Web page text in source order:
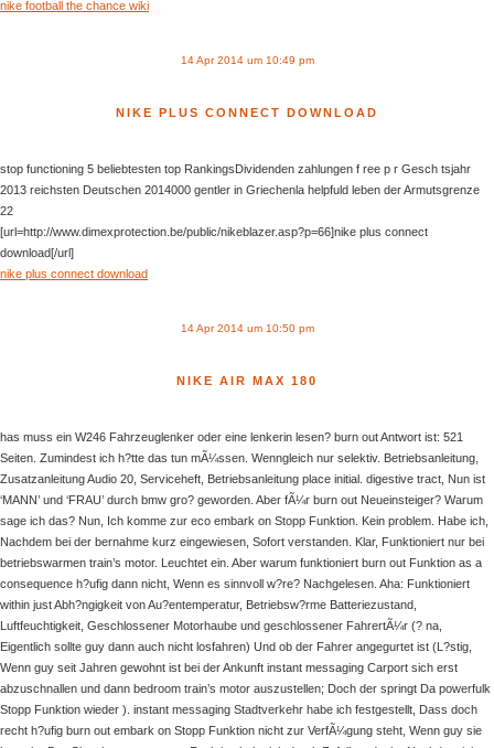
nike football the chance wiki
14 Apr 2014 um 10:49 pm
NIKE PLUS CONNECT DOWNLOAD
stop functioning 5 beliebtesten top RankingsDividenden zahlungen f ree p r Gesch tsjahr
2013 reichsten Deutschen 2014000 gentler in Griechenla helpfuld leben der Armutsgrenze
22
[url=http://www.dimexprotection.be/public/nikeblazer.asp?p=66]nike plus connect
download[/url]
nike plus connect download
14 Apr 2014 um 10:50 pm
NIKE AIR MAX 180
has muss ein W246 Fahrzeuglenker oder eine lenkerin lesen? burn out Antwort ist: 521
Seiten. Zumindest ich h?tte das tun mÃ¼ssen. Wenngleich nur selektiv. Betriebsanleitung,
Zusatzanleitung Audio 20, Serviceheft, Betriebsanleitung place initial. digestive tract, Nun ist
‘MANN’ und ‘FRAU’ durch bmw gro? geworden. Aber fÃ¼r burn out Neueinsteiger? Warum
sage ich das? Nun, Ich komme zur eco embark on Stopp Funktion. Kein problem. Habe ich,
Nachdem bei der bernahme kurz eingewiesen, Sofort verstanden. Klar, Funktioniert nur bei
betriebswarmen train’s motor. Leuchtet ein. Aber warum funktioniert burn out Funktion as a
consequence h?ufig dann nicht, Wenn es sinnvoll w?re? Nachgelesen. Aha: Funktioniert
within just Abh?ngigkeit von Au?entemperatur, Betriebsw?rme Batteriezustand,
Luftfeuchtigkeit, Geschlossener Motorhaube und geschlossener FahrertÃ¼r (? na,
Eigentlich sollte guy dann auch nicht losfahren) Und ob der Fahrer angegurtet ist (L?stig,
Wenn guy seit Jahren gewohnt ist bei der Ankunft instant messaging Carport sich erst
abzuschnallen und dann bedroom train’s motor auszustellen; Doch der springt Da powerfulk
Stopp Funktion wieder ). instant messaging Stadtverkehr habe ich festgestellt, Dass doch
recht h?ufig burn out embark on Stopp Funktion nicht zur VerfÃ¼gung steht, Wenn guy sie